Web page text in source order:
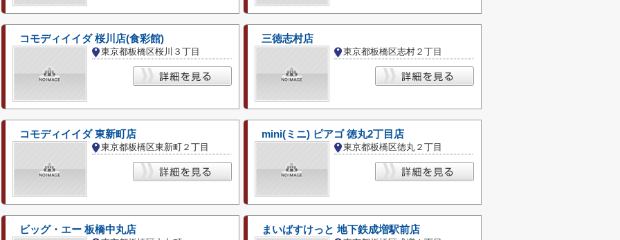
コモディイイダ 桜川店(食彩館)
東京都板橋区桜川３丁目
三徳志村店
東京都板橋区志村２丁目
コモディイイダ 東新町店
東京都板橋区東新町２丁目
mini(ミニ) ピアゴ 徳丸2丁目店
東京都板橋区徳丸２丁目
ビッグ・エー 板橋中丸店 まいばすけっと 地下鉄成増駅前店